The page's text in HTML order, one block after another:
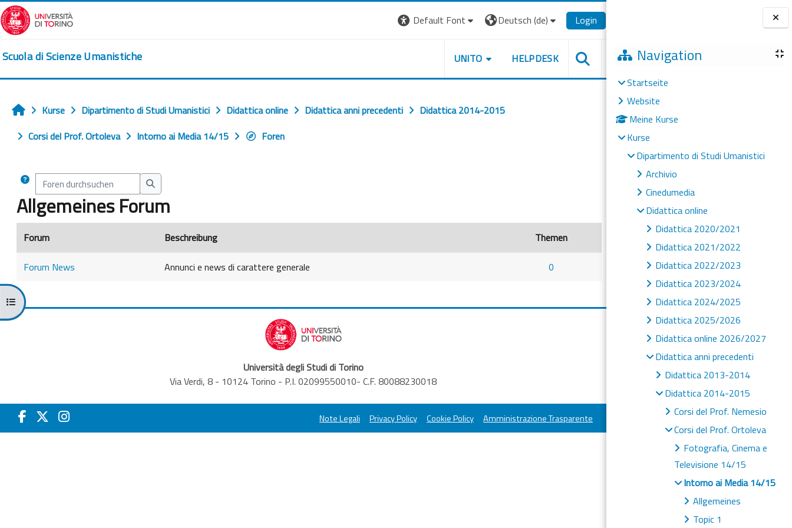
Zum Hauptinhalt
Blöcke
Navigation
Startseite
Website
Meine Kurse
Kurse
Dipartimento di Studi Umanistici
Archivio
Cinedumedia
Didattica online
Didattica 2020/2021
Didattica 2021/2022
Didattica 2022/2023
Didattica 2023/2024
Didattica 2024/2025
Didattica 2025/2026
Didattica online 2026/2027
Didattica anni precedenti
Didattica 2013-2014
Didattica 2014-2015
Corsi del Prof. Nemesio
Corsi del Prof. Ortoleva
Fotografia, Cinema e
Televisione 14/15
Intorno ai Media 14/15
Allgemeines
Topic 1
Default Font Deutsch ‎(de)‎ Login
Scuola di Scienze Umanistiche UNITO HELPDESK
Kursindex öffnen
Startseite
Kurse Dipartimento di Studi Umanistici Didattica online Didattica anni precedenti
Didattica 2014-2015
Corsi del Prof. Ortoleva
Intorno ai Media 14/15 Foren
Foren durchsuchen
Foren durchsuchen
Allgemeines Forum
Forum Beschreibung Themen
Forum News Annunci e news di carattere generale 0
Università degli Studi di Torino
Via Verdi, 8 - 10124 Torino - P.I. 02099550010- C.F. 80088230018
Note Legali Privacy Policy Cookie Policy Amministrazione Trasparente